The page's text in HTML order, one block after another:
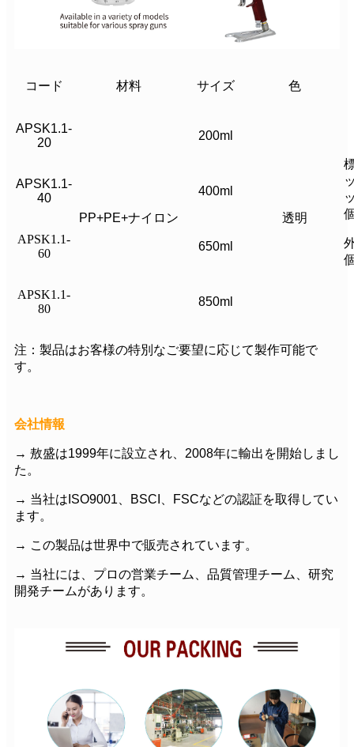
コード 材料 サイズ 色
APSK1.1-
20
PP+PE+ナイロン
200ml
透明
APSK1.1-
40
400ml
APSK1.1-
60
650ml
APSK1.1-
80
850ml
注：製品はお客様の特別なご要望に応じて製作可能で
す。
会社情報
→ 敖盛は1999年に設立され、2008年に輸出を開始しまし
た。
→ 当社はISO9001、BSCI、FSCなどの認証を取得してい
ます。
→ この製品は世界中で販売されています。
→ 当社には、プロの営業チーム、品質管理チーム、研究
開発チームがあります。